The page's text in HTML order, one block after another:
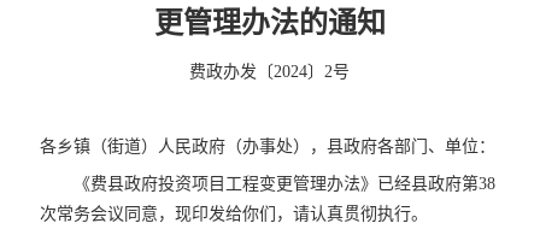
更管理办法的通知
费政办发〔2024〕2号
各乡镇（街道）人民政府（办事处），县政府各部门、单位：
《费县政府投资项目工程变更管理办法》已经县政府第38
次常务会议同意，现印发给你们，请认真贯彻执行。